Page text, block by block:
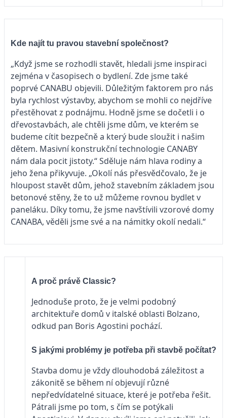
Kde najít tu pravou stavební společnost?
„Když jsme se rozhodli stavět, hledali jsme inspiraci
zejména v časopisech o bydlení. Zde jsme také
poprvé CANABU objevili. Důležitým faktorem pro nás
byla rychlost výstavby, abychom se mohli co nejdříve
přestěhovat z podnájmu. Hodně jsme se dočetli i o
dřevostavbách, ale chtěli jsme dům, ve kterém se
budeme cítit bezpečně a který bude sloužit i našim
dětem. Masivní konstrukční technologie CANABY
nám dala pocit jistoty.“ Sděluje nám hlava rodiny a
jeho žena přikyvuje. „Okolí nás přesvědčovalo, že je
hloupost stavět dům, jehož stavebním základem jsou
betonové stěny, že to už můžeme rovnou bydlet v
paneláku. Díky tomu, že jsme navštívili vzorové domy
CANABA, věděli jsme své a na námitky okolí nedali.“
A proč právě Classic?
Jednoduše proto, že je velmi podobný
architektuře domů v italské oblasti Bolzano,
odkud pan Boris Agostini pochází.
S jakými problémy je potřeba při stavbě počítat?
Stavba domu je vždy dlouhodobá záležitost a
zákonitě se během ní objevují různé
nepředvídatelné situace, které je potřeba řešit.
Pátrali jsme po tom, s čím se potýkali